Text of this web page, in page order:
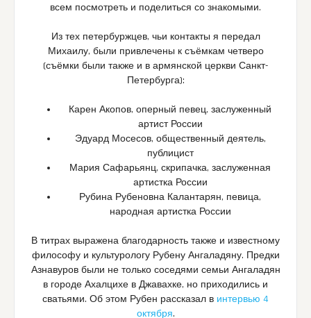
всем посмотреть и поделиться со знакомыми.
Из тех петербуржцев, чьи контакты я передал
Михаилу, были привлечены к съёмкам четверо
(съёмки были также и в армянской церкви Санкт-
Петербурга):
Карен Акопов, оперный певец, заслуженный
артист России
Эдуард Мосесов, общественный деятель,
публицист
Мария Сафарьянц, скрипачка, заслуженная
артистка России
Рубина Рубеновна Калантарян, певица,
народная артистка России
В титрах выражена благодарность также и известному
философу и культурологу Рубену Ангаладяну. Предки
Азнавуров были не только соседями семьи Ангаладян
в городе Ахалцихе в Джавахке, но приходились и
сватьями. Об этом Рубен рассказал в интервью 4
октября.